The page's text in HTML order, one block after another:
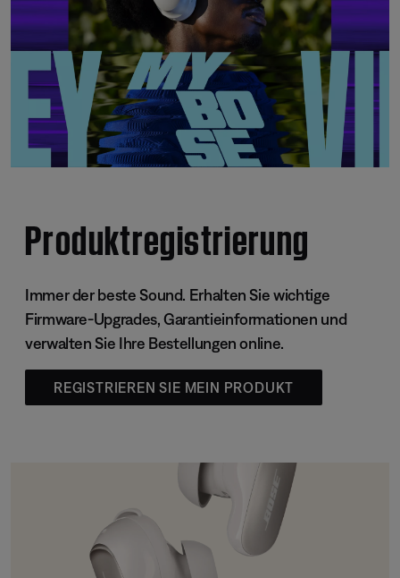
Produktregistrierung
Immer der beste Sound. Erhalten Sie wichtige
Firmware-Upgrades, Garantieinformationen und
verwalten Sie Ihre Bestellungen online.
REGISTRIEREN SIE MEIN PRODUKT